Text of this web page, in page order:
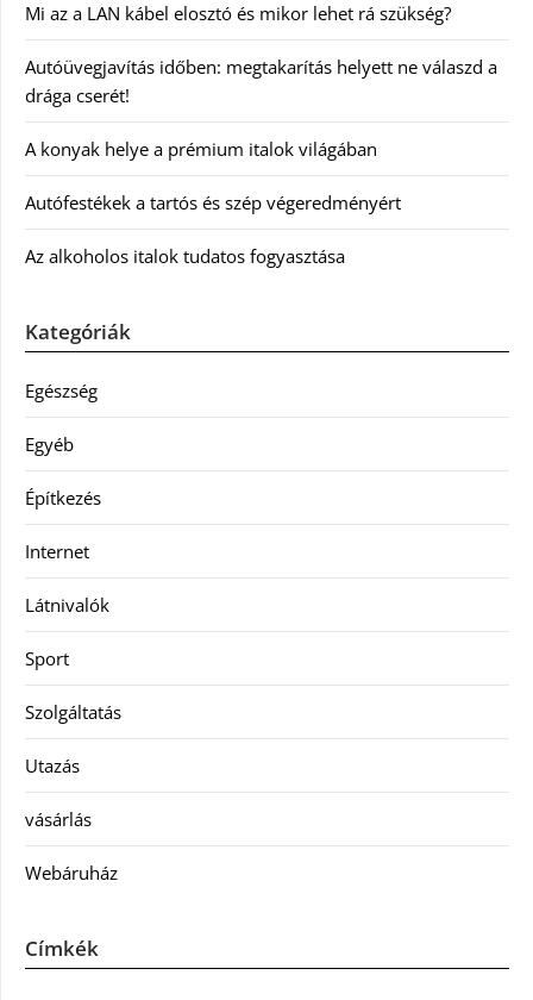
Mi az a LAN kábel elosztó és mikor lehet rá szükség?
Autóüvegjavítás időben: megtakarítás helyett ne válaszd a
drága cserét!
A konyak helye a prémium italok világában
Autófestékek a tartós és szép végeredményért
Az alkoholos italok tudatos fogyasztása
Kategóriák
Egészség
Egyéb
Építkezés
Internet
Látnivalók
Sport
Szolgáltatás
Utazás
vásárlás
Webáruház
Címkék